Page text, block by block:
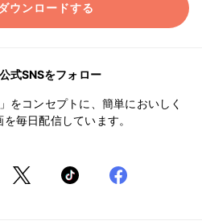
ウンロードする
式SNSをフォロー
をコンセプトに、簡単においしく
毎日配信しています。